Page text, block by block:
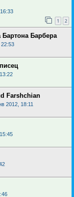
1 2
Бартона Барбера
Farshchian
2012, 18:11